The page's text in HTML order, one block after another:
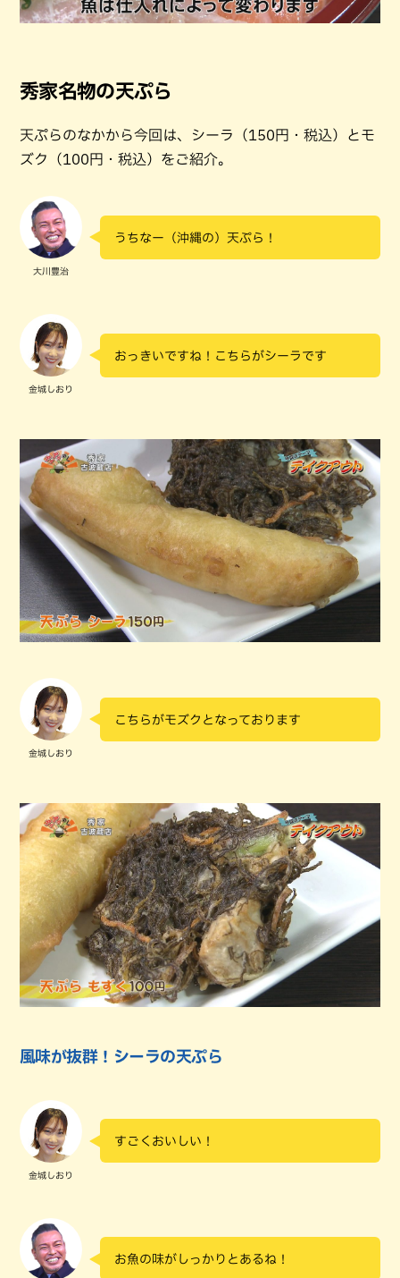
秀家名物の天ぷら
天ぷらのなかから今回は、シーラ（150円・税込）とモ
ズク（100円・税込）をご紹介。
大川豊治
うちなー（沖縄の）天ぷら！
金城しおり
おっきいですね！こちらがシーラです
金城しおり
こちらがモズクとなっております
風味が抜群！シーラの天ぷら
金城しおり
すごくおいしい！
お魚の味がしっかりとあるね！